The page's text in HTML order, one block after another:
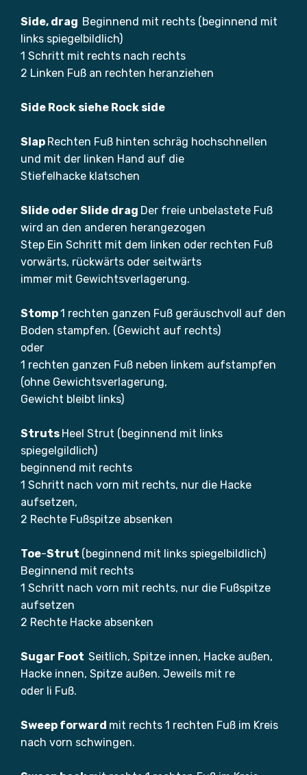
Side, drag Beginnend mit rechts (beginnend mit
links spiegelbildlich)
1 Schritt mit rechts nach rechts
2 Linken Fuß an rechten heranziehen
Side Rock siehe Rock side
Slap Rechten Fuß hinten schräg hochschnellen
und mit der linken Hand auf die
Stiefelhacke klatschen
Slide oder Slide drag Der freie unbelastete Fuß
wird an den anderen herangezogen
Step Ein Schritt mit dem linken oder rechten Fuß
vorwärts, rückwärts oder seitwärts
immer mit Gewichtsverlagerung.
Stomp1 rechten ganzen Fuß geräuschvoll auf den
Boden stampfen. (Gewicht auf rechts)
oder
1 rechten ganzen Fuß neben linkem aufstampfen
(ohne Gewichtsverlagerung,
Gewicht bleibt links)
Struts Heel Strut (beginnend mit links
spiegelgildlich)
beginnend mit rechts
1 Schritt nach vorn mit rechts, nur die Hacke
aufsetzen,
2 Rechte Fußspitze absenken
Toe-Strut (beginnend mit links spiegelbildlich)
Beginnend mit rechts
1 Schritt nach vorn mit rechts, nur die Fußspitze
aufsetzen
2 Rechte Hacke absenken
Sugar Foot Seitlich, Spitze innen, Hacke außen,
Hacke innen, Spitze außen. Jeweils mit re
oder li Fuß.
Sweep forward mit rechts 1 rechten Fuß im Kreis
nach vorn schwingen.